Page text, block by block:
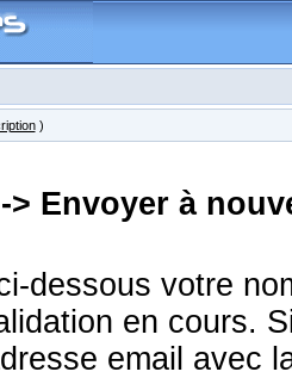
)
-> Envoyer à
dessous votre
en cours.
email avec